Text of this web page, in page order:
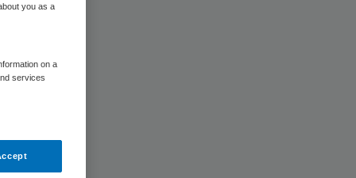
de
you as a
on a
services